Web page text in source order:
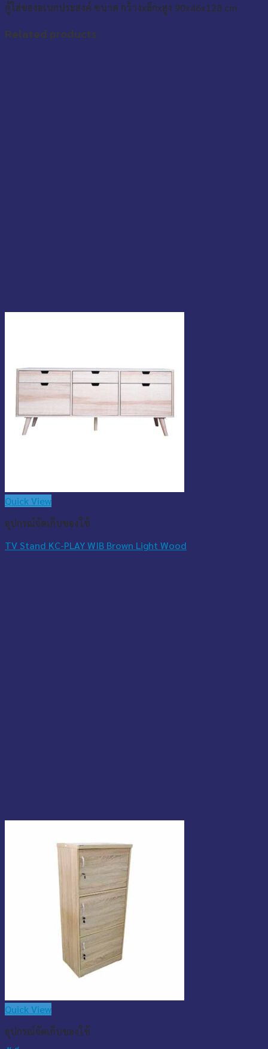
ตู้ใส่ของอเนกประสงค์ ขนาด กว้างxลึกxสูง 90x46x128 cm
Related products
Quick View
อุปกรณ์จัดเก็บของใช้
TV Stand KC-PLAY WIB Brown Light Wood
Quick View
อุปกรณ์จัดเก็บของใช้